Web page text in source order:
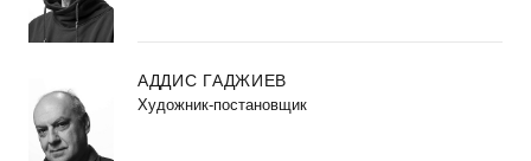
АДДИС ГАДЖИЕВ
Художник-постановщик